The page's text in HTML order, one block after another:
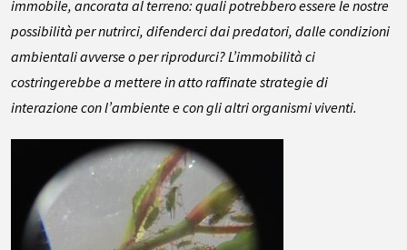
immobile, ancorata al terreno: quali potrebbero essere le nostre
possibilità per nutrirci, difenderci dai predatori, dalle condizioni
ambientali avverse o per riprodurci? L’immobilità ci
costringerebbe a mettere in atto raffinate strategie di
interazione con l’ambiente e con gli altri organismi viventi.